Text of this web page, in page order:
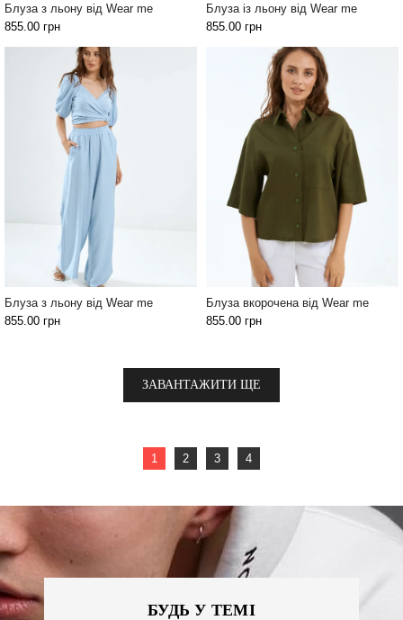
Блуза з льону від Wear me
855.00 грн
Блуза із льону від Wear me
855.00 грн
Блуза з льону від Wear me
855.00 грн
Блуза вкорочена від Wear me
855.00 грн
ЗАВАНТАЖИТИ ЩЕ
1 2 3 4
БУДЬ У ТЕМІ